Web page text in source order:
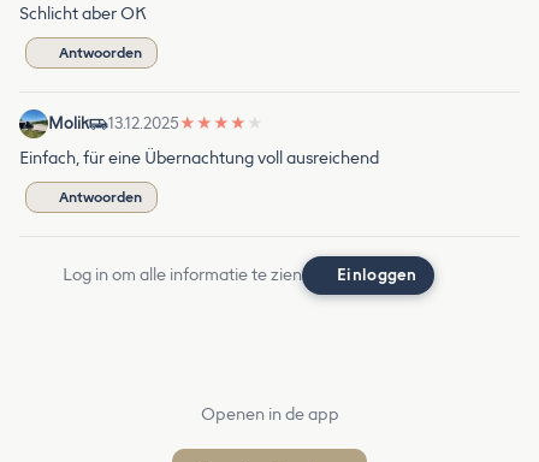
Schlicht aber OK
Antwoorden
Molik 13.12.2025★ ★ ★ ★ ★
Einfach, für eine Übernachtung voll ausreichend
Antwoorden
Log in om alle informatie te zien Einloggen
Openen in de app